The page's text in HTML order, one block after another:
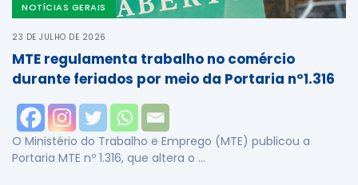
NOTÍCIAS GERAIS
23 DE JULHO DE 2026
MTE regulamenta trabalho no comércio
durante feriados por meio da Portaria nº1.316
O Ministério do Trabalho e Emprego (MTE) publicou a
Portaria MTE nº 1.316, que altera o …